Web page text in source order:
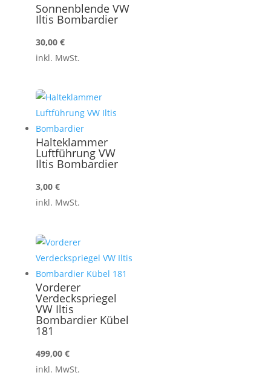
Sonnenblende VW
Iltis Bombardier
30,00 €
inkl. MwSt.
Halteklammer
Luftführung VW
Iltis Bombardier
3,00 €
inkl. MwSt.
Vorderer
Verdeckspriegel
VW Iltis
Bombardier Kübel
181
499,00 €
inkl. MwSt.